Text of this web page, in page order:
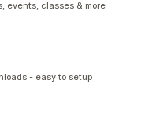
events, classes & more
- easy to setup